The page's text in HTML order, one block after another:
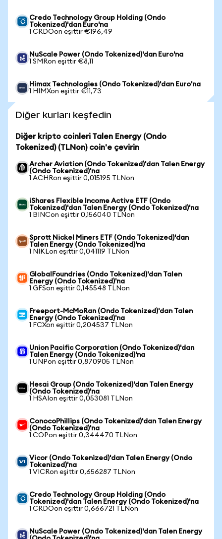
Credo Technology Group Holding (Ondo
Tokenized)'dan Euro'na
1 CRDOon eşittir €196,49
NuScale Power (Ondo Tokenized)'dan Euro'na
1 SMRon eşittir €8,11
Himax Technologies (Ondo Tokenized)'dan Euro'na
1 HIMXon eşittir €11,73
Diğer kurları keşfedin
Diğer kripto coinleri Talen Energy (Ondo
Tokenized) (TLNon) coin'e çevirin
Archer Aviation (Ondo Tokenized)'dan Talen Energy
(Ondo Tokenized)'na
1 ACHRon eşittir 0,015195 TLNon
iShares Flexible Income Active ETF (Ondo
Tokenized)'dan Talen Energy (Ondo Tokenized)'na
1 BINCon eşittir 0,156040 TLNon
Sprott Nickel Miners ETF (Ondo Tokenized)'dan
Talen Energy (Ondo Tokenized)'na
1 NIKLon eşittir 0,041119 TLNon
GlobalFoundries (Ondo Tokenized)'dan Talen
Energy (Ondo Tokenized)'na
1 GFSon eşittir 0,145548 TLNon
Freeport-McMoRan (Ondo Tokenized)'dan Talen
Energy (Ondo Tokenized)'na
1 FCXon eşittir 0,204537 TLNon
Union Pacific Corporation (Ondo Tokenized)'dan
Talen Energy (Ondo Tokenized)'na
1 UNPon eşittir 0,870905 TLNon
Hesai Group (Ondo Tokenized)'dan Talen Energy
(Ondo Tokenized)'na
1 HSAIon eşittir 0,053081 TLNon
ConocoPhillips (Ondo Tokenized)'dan Talen Energy
(Ondo Tokenized)'na
1 COPon eşittir 0,344470 TLNon
Vicor (Ondo Tokenized)'dan Talen Energy (Ondo
Tokenized)'na
1 VICRon eşittir 0,656287 TLNon
Credo Technology Group Holding (Ondo
Tokenized)'dan Talen Energy (Ondo Tokenized)'na
1 CRDOon eşittir 0,666721 TLNon
NuScale Power (Ondo Tokenized)'dan Talen Energy